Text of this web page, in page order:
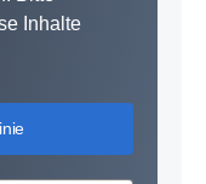
Inhalte